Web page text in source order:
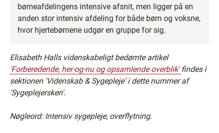
børneafdelingens intensive afsnit, men ligger på en
anden stor intensiv afdeling for både børn og voksne,
hvor hjertebørnene udgør en gruppe for sig.
Elisabeth Halls videnskabeligt bedømte artikel
'Forberedende, her-og-nu og opsamlende overblik'findes i
sektionen 'Videnskab & Sygepleje' i dette nummer af
'Sygeplejersken'.
Nøgleord: Intensiv sygepleje, overflytning.